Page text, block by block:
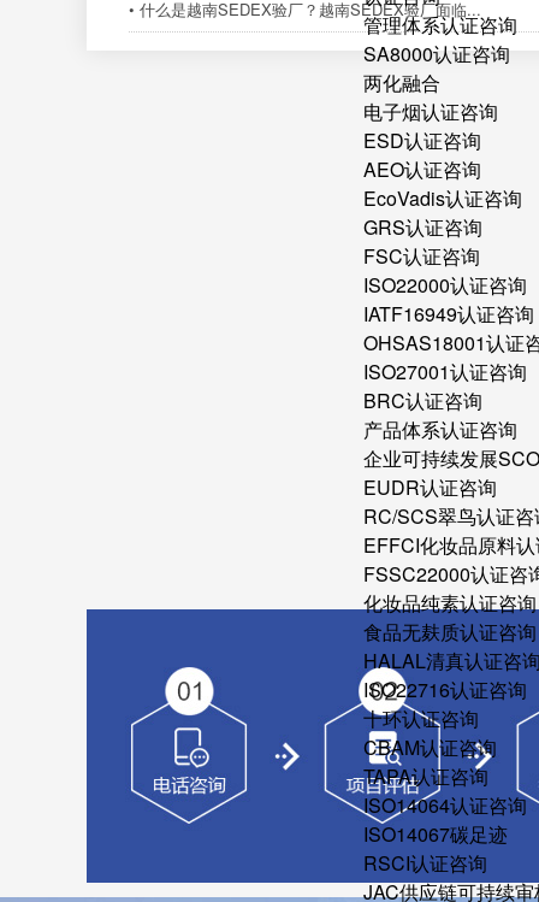
管理体系认证咨询
SA8000认证咨询
两化融合
电子烟认证咨询
ESD认证咨询
AEO认证咨询
EcoVadis认证咨询
GRS认证咨询
FSC认证咨询
ISO22000认证咨询
IATF16949认证咨询
OHSAS18001认证
ISO27001认证咨询
BRC认证咨询
产品体系认证咨询
企业可持续发展
EUDR认证咨询
RC/SCS翠鸟认证咨
EFFCI化妆品原料
FSSC22000认证咨
化妆品纯素认证咨询
食品无麸质认证咨询
HALAL清真认证咨
ISO22716认证咨询
十环认证咨询
CBAM认证咨询
TAPA认证咨询
ISO14064认证咨询
ISO14067碳足迹
RSCI认证咨询
JAC供应链可持续
• 什么是越南SEDEX验厂？越南SEDEX验厂面临...